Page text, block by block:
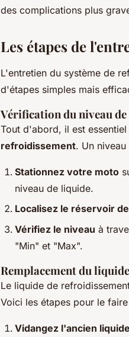
des complications plus
Les étapes de
L'entretien du système de
d'étapes simples mais
Vérification du niveau
Tout d'abord, il est
refroidissement. Un
Stationnez votre moto
niveau de liquide.
Localisez le réservoir
Vérifiez le niveau à
"Min" et "Max".
Remplacement du
Le liquide de
Voici les étapes pour le
Vidangez l'ancien liquide